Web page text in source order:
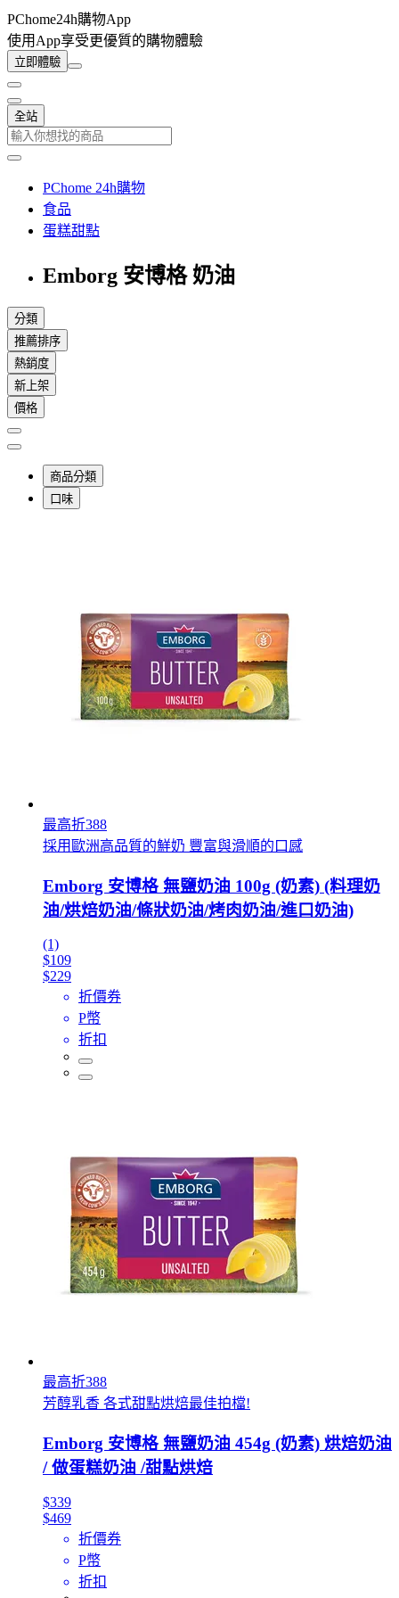
PChome24h購物App
使用App享受更優質的購物體驗
立即體驗
全站
PChome 24h購物
食品
蛋糕甜點
Emborg 安博格 奶油
分類
推薦排序
熱銷度
新上架
價格
商品分類
口味
最高折388
採用歐洲高品質的鮮奶 豐富與滑順的口感
Emborg 安博格 無鹽奶油 100g (奶素) (料理奶
油/烘焙奶油/條狀奶油/烤肉奶油/進口奶油)
(1)
$109
$229
折價券
P幣
折扣
最高折388
芳醇乳香 各式甜點烘焙最佳拍檔!
Emborg 安博格 無鹽奶油 454g (奶素) 烘焙奶油
/ 做蛋糕奶油 /甜點烘焙
$339
$469
折價券
P幣
折扣